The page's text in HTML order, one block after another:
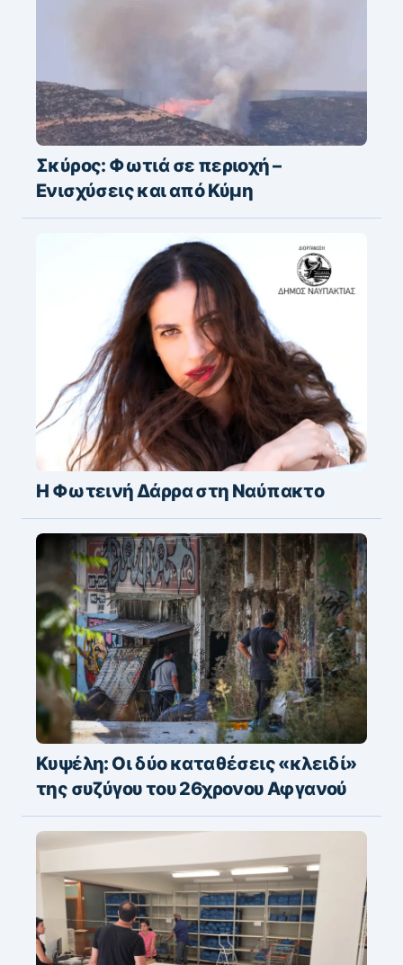
Σκύρος: Φωτιά σε περιοχή –
Ενισχύσεις και από Κύμη
Η Φωτεινή Δάρρα στη Ναύπακτο
Κυψέλη: Οι δύο καταθέσεις «κλειδί»
της συζύγου του 26χρονου Αφγανού